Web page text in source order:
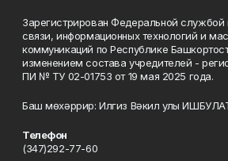
Зарегистрирован Федеральной службой
связи, информационных технологий и
коммуникаций по Республике
изменением состава учредителей -
ПИ № ТУ 02-01753 от 19 мая 2025 года.
Баш мөхәррир: Илгиз Вәкил улы
Телефон
(347)292-77-60